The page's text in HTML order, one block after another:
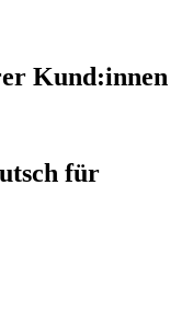
Kund:innen
für